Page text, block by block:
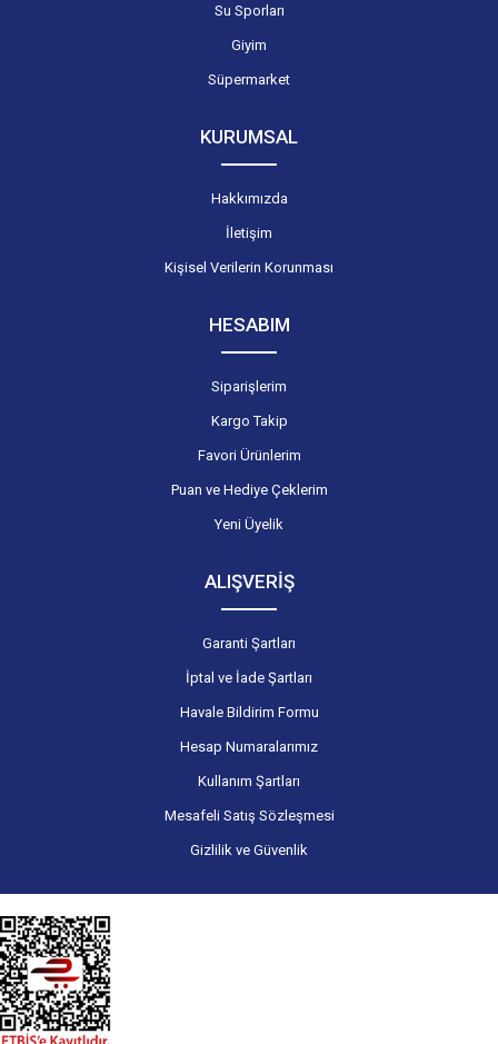
Su Sporları
Giyim
Süpermarket
KURUMSAL
Hakkımızda
İletişim
Kişisel Verilerin Korunması
HESABIM
Siparişlerim
Kargo Takip
Favori Ürünlerim
Puan ve Hediye Çeklerim
Yeni Üyelik
ALIŞVERİŞ
Garanti Şartları
İptal ve İade Şartları
Havale Bildirim Formu
Hesap Numaralarımız
Kullanım Şartları
Mesafeli Satış Sözleşmesi
Gizlilik ve Güvenlik